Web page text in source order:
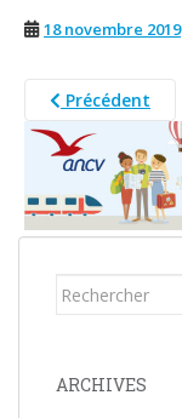
18 novembre 2019
Précédent
Rechercher...
ARCHIVES